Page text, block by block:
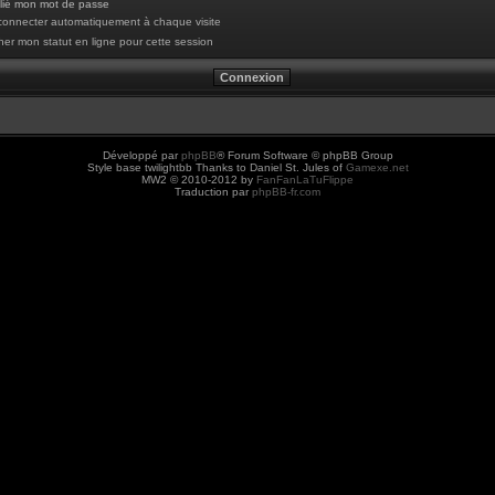
mon mot de passe
automatiquement à chaque visite
mon statut en ligne pour cette session
Développé par phpBB® Forum Software © phpBB Group
Style base twilightbb Thanks to Daniel St. Jules of Gamexe.net
MW2 © 2010-2012 by FanFanLaTuFlippe
Traduction par phpBB-fr.com